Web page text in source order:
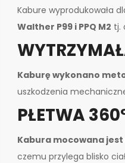
Kabure wyprodukowała
Walther P99 i PPQ M2 tj.
Kaburę wykonano
uszkodzenia
PŁETWA
Kabura mocowana
czemu przylega blisko